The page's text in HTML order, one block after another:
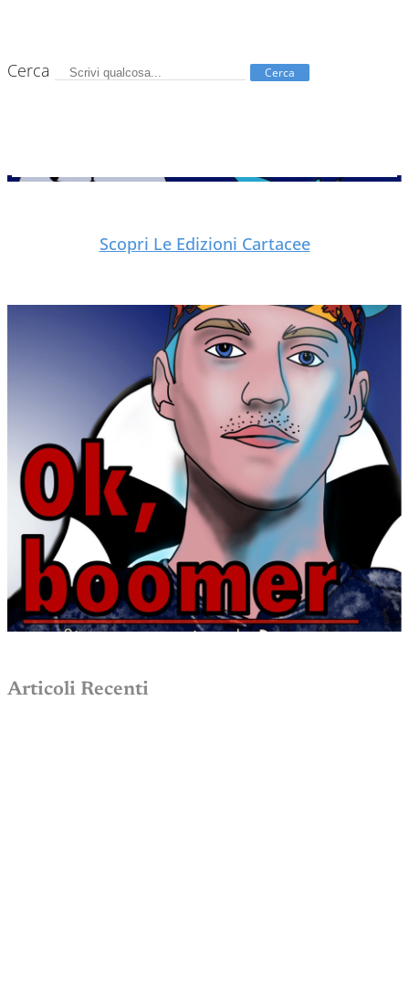
Cerca Cerca
Scopri Le Edizioni Cartacee
Articoli Recenti